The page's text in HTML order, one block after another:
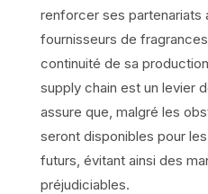
renforcer ses partenariats
fournisseurs de
continuité de sa
supply chain est un levier
assure que, malgré les
seront disponibles pour
futurs, évitant ainsi des
préjudiciables.